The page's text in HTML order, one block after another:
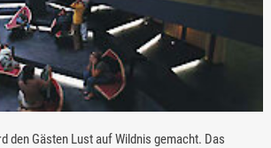
den Gästen Lust auf Wildnis gemacht. Das